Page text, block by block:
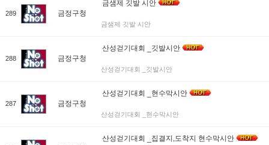
289 금정구청
금샘제 깃발 시안
금샘제 깃발 시안
288 금정구청
산성걷기대회 _깃발시안
산성걷기대회 _깃발시안
287 금정구청
산성걷기대회 _현수막시안
산성걷기대회 _현수막시안
산성걷기대회 _집결지,도착지 현수막시안